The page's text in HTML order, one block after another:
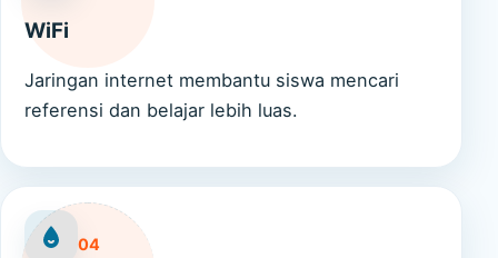
WiFi
Jaringan internet membantu siswa mencari
referensi dan belajar lebih luas.
04